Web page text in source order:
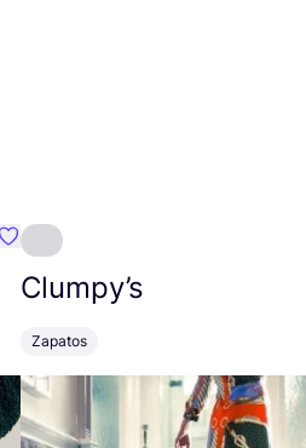
Favoritos {nombre}
Clumpy’s
Zapatos